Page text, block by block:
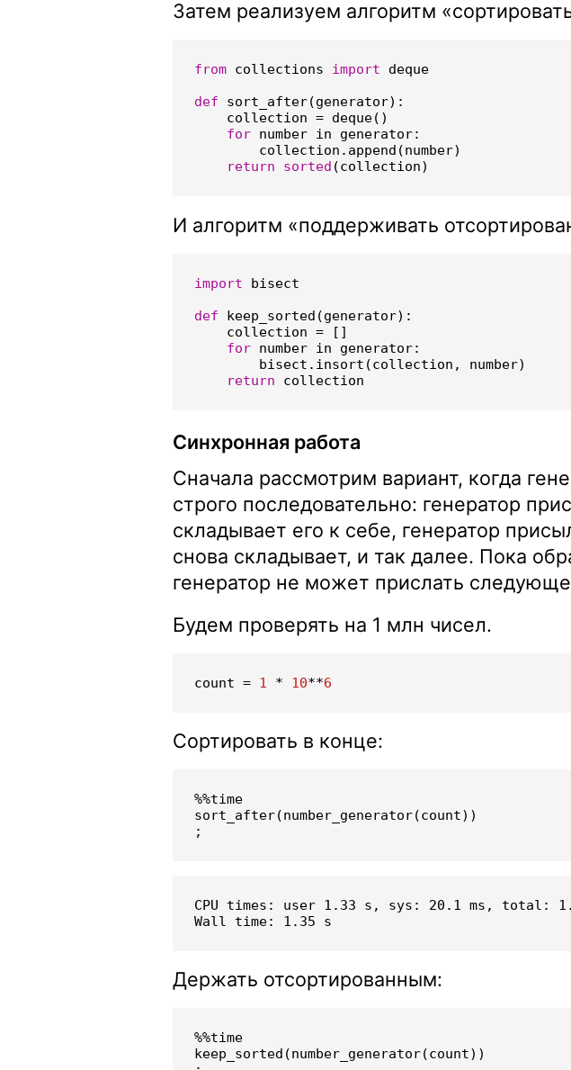
Затем реализуем алгоритм
from collections import
deque
def
sort_after(generator):
collection = deque()
for number in generator:
collection . append (number)
return
sorted (collection)
И алгоритм «поддерживать
import
bisect
def
keep_sorted (generator):
collection =
[]
for number in generator:
bisect . insort (collection , number)
return
collection
Синхронная работа
Сначала рассмотрим вариант, когда
строго последовательно: генератор
складывает его к себе, генератор
снова складывает, и так далее. Пока
генератор не может прислать
Будем проверять на 1 млн чисел.
count = 1 * 10**6
Сортировать в конце:
%%time
sort_after(number_generator(count))
;
CPU times: user 1.33 s, sys: 20.1 ms, total:
Держать отсортированным:
%%time
keep_sorted (number_generator(count))